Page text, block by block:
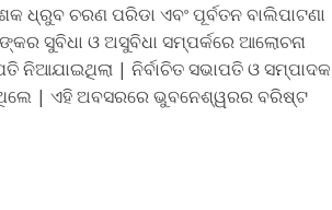
ଧ୍ରୁବ ଚରଣ ପରିଡା ଏବଂ ପୂର୍ବତନ ବାଲିପାଟଣା
ସୁବିଧା ଓ ଅସୁବିଧା ସମ୍ପର୍କରେ ଆଲୋଚନା
ନିଆଯାଇଥିଲା | ନିର୍ବାଚିତ ସଭାପତି ଓ ସମ୍ପାଦକ
| ଏହି ଅବସରରେ ଭୁବନେଶ୍ୱରର ବରିଷ୍ଟ